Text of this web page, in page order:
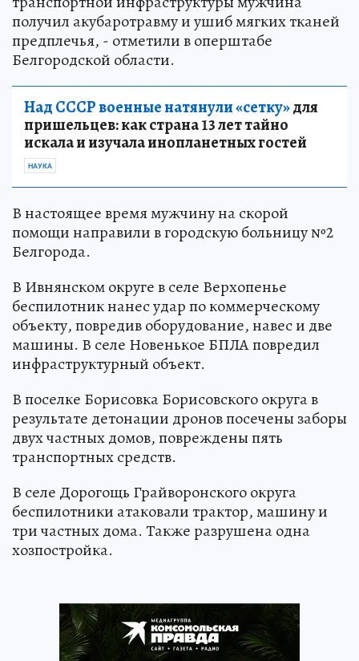
получил акубаротравму и ушиб мягких тканей
предплечья, - отметили в оперштабе
Белгородской области.
Над СССР военные натянули «сетку»для
пришельцев: как страна 13 лет тайно
искала и изучала инопланетных гостей
НАУКА
В настоящее время мужчину на скорой
помощи направили в городскую больницу №2
Белгорода.
В Ивнянском округе в селе Верхопенье
беспилотник нанес удар по коммерческому
объекту, повредив оборудование, навес и две
машины. В селе Новенькое БПЛА повредил
инфраструктурный объект.
В поселке Борисовка Борисовского округа в
результате детонации дронов посечены заборы
двух частных домов, повреждены пять
транспортных средств.
В селе Дорогощь Грайворонского округа
беспилотники атаковали трактор, машину и
три частных дома. Также разрушена одна
хозпостройка.